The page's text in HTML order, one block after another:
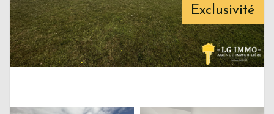
Exclusivité